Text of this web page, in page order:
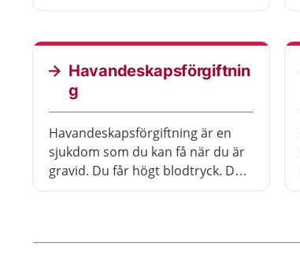
Havandeskapsförgiftnin
g
Havandeskapsförgiftning är en
sjukdom som du kan få när du är
gravid. Du får högt blodtryck. Det